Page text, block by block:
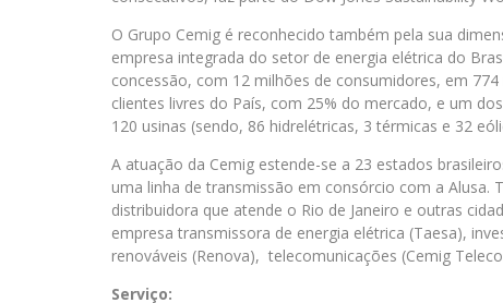
O Grupo Cemig é reconhecido também pela sua
empresa integrada do setor de energia elétrica do
concessão, com 12 milhões de consumidores, em
clientes livres do País, com 25% do mercado, e um
120 usinas (sendo, 86 hidrelétricas, 3 térmicas e 32
A atuação da Cemig estende-se a 23 estados
uma linha de transmissão em consórcio com a
distribuidora que atende o Rio de Janeiro e outras
empresa transmissora de energia elétrica (Taesa),
renováveis (Renova), telecomunicações (Cemig
Serviço: